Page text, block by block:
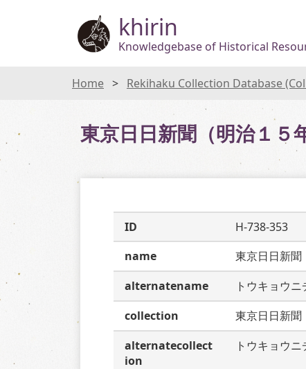
khirin
Knowledgebase of Historical
Home Rekihaku Collection Database
東京日日新聞（明治１５
ID
H-738-353
name
東京日日新聞
alternatename
トウキョウ
collection
東京日日新聞
alternatecollect
ion
トウキョウ